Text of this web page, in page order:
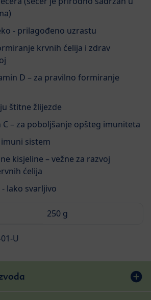
- prilagođeno uzrastu
krvnih ćelija i zdrav
D – za pravilno formiranje
štitne žlijezde
– za poboljšanje opšteg imuniteta
sistem
kisjeline – vežne za razvoj
ćelija
lako svarljivo
250 g
U